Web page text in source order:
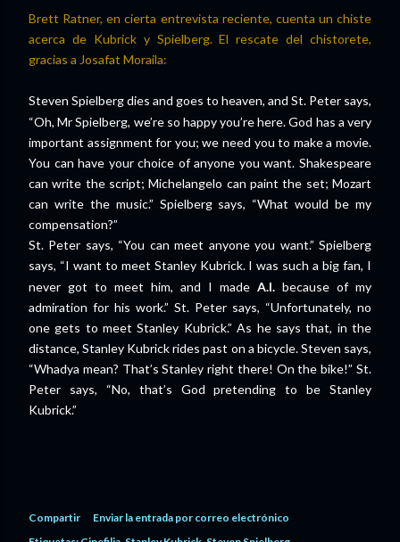
Brett Ratner, en cierta entrevista reciente, cuenta un chiste
acerca de Kubrick y Spielberg. El rescate del chistorete,
gracias a Josafat Moraila:
Steven Spielbergdies and goes to heaven, and St. Peter says,
“Oh, Mr Spielberg, we’re so happy you’re here. God has a very
important assignment for you; we need you to make a movie.
You can have your choice of anyone you want. Shakespeare
can write the script; Michelangelo can paint the set; Mozart
can write the music.” Spielberg says, “What would be my
compensation?”
St. Peter says, “You can meet anyone you want.” Spielberg
says, “I want to meet Stanley Kubrick. I was such a big fan, I
never got to meet him, and I made A.I. because of my
admiration for his work.” St. Peter says, “Unfortunately, no
one gets to meet Stanley Kubrick.” As he says that, in the
distance, Stanley Kubrick rides past on a bicycle. Steven says,
“Whadya mean? That’s Stanley right there! On the bike!” St.
Peter says, “No, that’s God pretending to be Stanley
Kubrick.”
Compartir
Enviar la entrada por correo electrónico